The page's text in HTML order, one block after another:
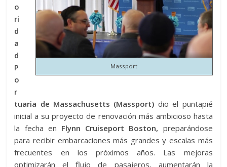
Massport
o
ri
d
a
d
P
o
r
tuaria de Massachusetts (Massport) dio el puntapié
inicial a su proyecto de renovación más ambicioso hasta
la fecha en Flynn Cruiseport Boston, preparándose
para recibir embarcaciones más grandes y escalas más
frecuentes en los próximos años. Las mejoras
optimizarán el flujo de pasajeros, aumentarán la